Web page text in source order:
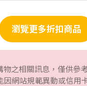
瀏覽更多折扣商品
物之相關訊息，僅供參
因網站規範異動或信用